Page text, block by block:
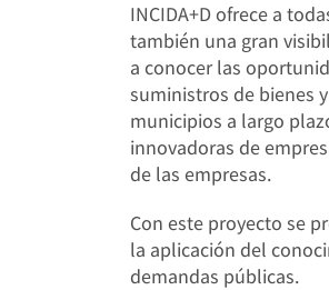
INCIDA+D ofrece a
también una gran
a conocer las
suministros de bienes
municipios a largo
innovadoras de
de las empresas.
Con este proyecto se
la aplicación del
demandas públicas.